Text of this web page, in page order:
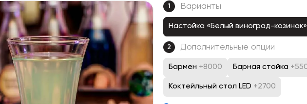
1 Варианты
Настойка «Белый виноград-козинак»
2 Дополнительные опции
Бармен +8000 Барная стойка
Коктейльный стол LED +2700